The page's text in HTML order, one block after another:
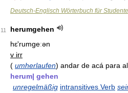
Deutsch-Englisch Wörterbuch für
11
herumgehen
hɛ'rumgeːən
v irr
( umherlaufen) andar de acá para
herum| gehen
unregelmäßig intransitives Verb